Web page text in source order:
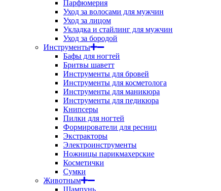
Парфюмерия
Уход за волосами для мужчин
Уход за лицом
Укладка и стайлинг для мужчин
Уход за бородой
Инструменты
Бафы для ногтей
Бритвы шаветт
Инструменты для бровей
Инструменты для косметолога
Инструменты для маникюра
Инструменты для педикюра
Книпсеры
Пилки для ногтей
Формирователи для ресниц
Экстракторы
Электроинструменты
Ножницы парикмахерские
Косметички
Сумки
Животным
Шампунь